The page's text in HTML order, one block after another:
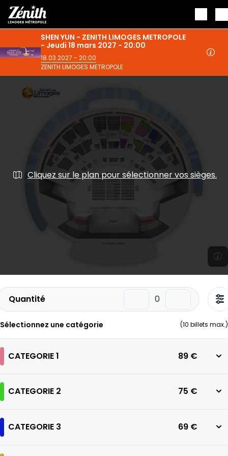
Aller au contenu principal
SHEN YUN - ZENITH LIMOGES METROPOLE
- Jeudi 18 mars 2027 - 20:00
18.03.2027 - 20:00
ZENITH LIMOGES METROPOLE
Cliquez sur le plan pour sélectionner vos sièges.
Quantité
Sélectionnez une catégorie (10 billets max.)
CATEGORIE 1 89 €
CATEGORIE 2 75 €
CATEGORIE 3 69 €